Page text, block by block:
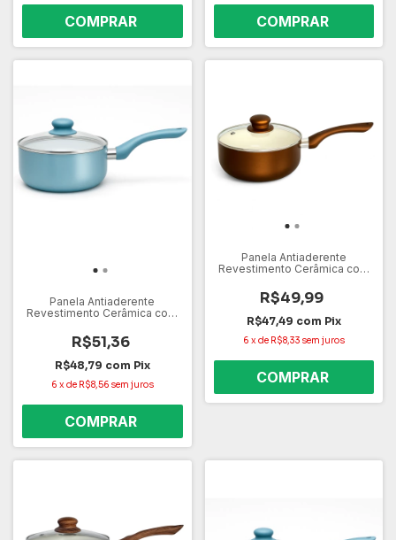
Panela Antiaderente
Revestimento Cerâmica com
Azul
R$51,36
R$48,79 com Pix
6 xde R$8,56 sem juros
Panela Antiaderente
Revestimento Cerâmica com
Marrom
R$49,99
R$47,49 com Pix
6 x de R$8,33 sem juros